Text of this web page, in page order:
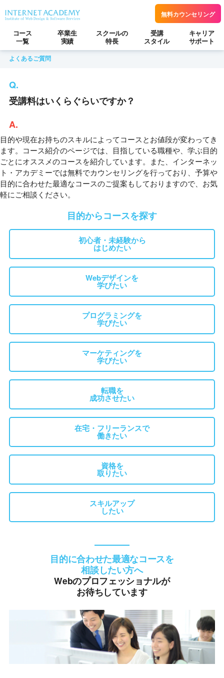
無料カウンセリング
コース
一覧
卒業生
実績
スクールの
特長
受講
スタイル
キャリア
サポート
よくあるご質問
受講料はいくらぐらいですか？
目的や現在お持ちのスキルによってコースとお値段が変わってき
ます。コース紹介のページでは、目指している職種や、学ぶ目的
ごとにオススメのコースを紹介しています。また、インターネッ
ト・アカデミーでは無料でカウンセリングを行っており、予算や
目的に合わせた最適なコースのご提案もしておりますので、お気
軽にご相談ください。
目的からコースを探す
初心者・未経験から
はじめたい
Webデザインを
学びたい
プログラミングを
学びたい
マーケティングを
学びたい
転職を
成功させたい
在宅・フリーランスで
働きたい
資格を
取りたい
スキルアップ
したい
目的に合わせた最適なコースを
相談したい方へ
Webのプロフェッショナルが
お待ちしています